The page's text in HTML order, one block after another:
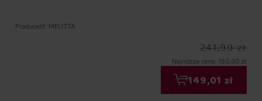
Producent: MELITTA
241,99 zł
Najniższa cena: 150,00 zł
149,01 zł